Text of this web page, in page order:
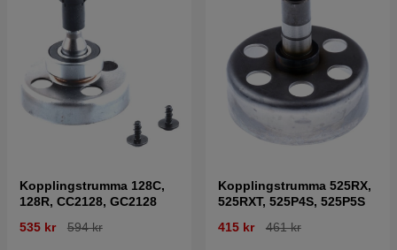
Kopplingstrumma 128C,
128R, CC2128, GC2128
535 kr
594 kr
Kopplingstrumma 525RX,
525RXT, 525P4S, 525P5S
415 kr
461 kr